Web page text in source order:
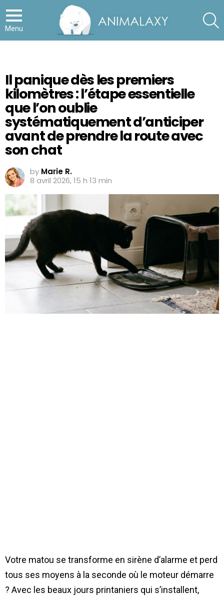
Menu
Il panique dès les premiers
kilomètres : l’étape essentielle
que l’on oublie
systématiquement d’anticiper
avant de prendre la route avec
son chat
by Marie R.
8 avril 2026, 15 h 13 min
Votre matou se transforme en sirène d’alarme et perd
tous ses moyens à la seconde où le moteur démarre
? Avec les beaux jours printaniers qui s’installent,